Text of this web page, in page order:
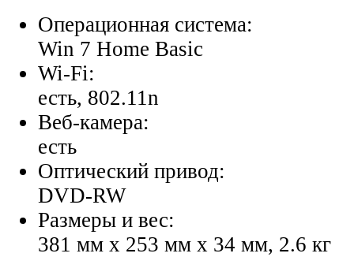
Операционная система:
Win 7 Home Basic
Wi-Fi:
есть, 802.11n
Веб-камера:
есть
Оптический привод:
DVD-RW
Размеры и вес:
381 мм x 253 мм x 34 мм, 2.6 кг